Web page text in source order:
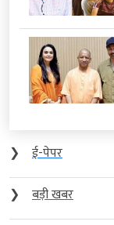
❯
ई-पेपर
❯
बड़ी खबर